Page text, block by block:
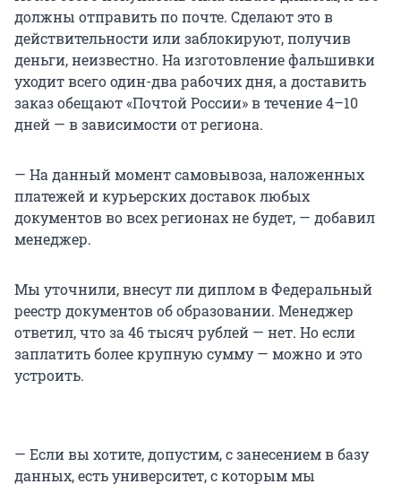
должны отправить по почте. Сделают это в
действительности или заблокируют, получив
деньги, неизвестно. На изготовление фальшивки
уходит всего один-два рабочих дня, а доставить
заказ обещают «Почтой России» в течение 4–10
дней — в зависимости от региона.
— На данный момент самовывоза, наложенных
платежей и курьерских доставок любых
документов во всех регионах не будет, — добавил
менеджер.
Мы уточнили, внесут ли диплом в Федеральный
реестр документов об образовании. Менеджер
ответил, что за 46 тысяч рублей — нет. Но если
заплатить более крупную сумму — можно и это
устроить.
— Если вы хотите, допустим, с занесением в базу
данных, есть университет, с которым мы